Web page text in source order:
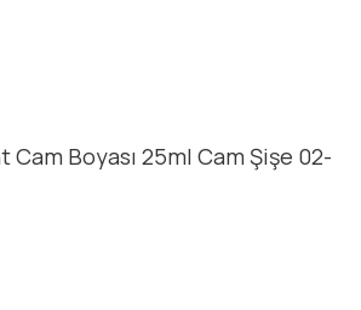
Cam Boyası 25ml Cam Şişe 02-